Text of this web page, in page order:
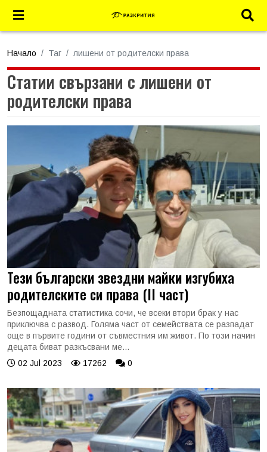
Начало Таг лишени от родителски права
Статии свързани с лишени от
родителски права
Тези български звездни майки изгубиха
родителските си права (II част)
Безпощадната статистика сочи, че всеки втори брак у нас
приключва с развод. Голяма част от семействата се разпадат
още в първите години от съвместния им живот. По този начин
децата биват разкъсвани ме...
02 Jul 2023
17262 0